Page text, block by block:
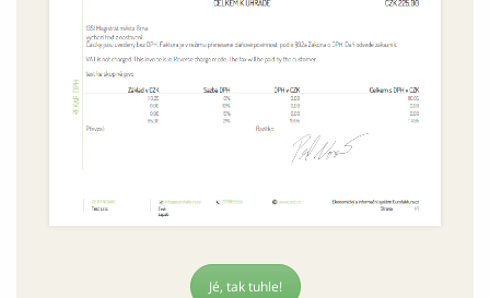
Jé, tak tuhle!